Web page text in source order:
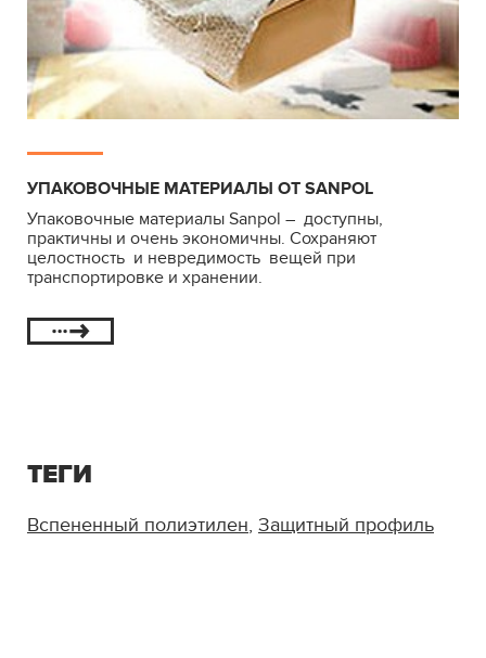
УПАКОВОЧНЫЕ МАТЕРИАЛЫ ОТ SANPOL
Упаковочные материалы Sanpol – доступны,
практичны и очень экономичны. Сохраняют
целостность и невредимость вещей при
транспортировке и хранении.
ТЕГИ
Вспененный полиэтилен, Защитный профиль